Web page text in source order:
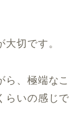
切です。
ら、極端なこ
らいの感じで